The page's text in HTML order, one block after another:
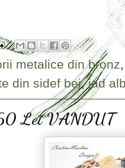
metalice din bronz
din sidef bej,jad
Lei VANDUT